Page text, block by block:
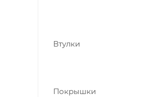
Втулки
Покрышки